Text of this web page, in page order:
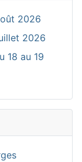
2026
2026
18 au 19